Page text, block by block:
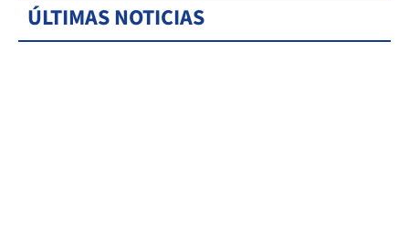
ÚLTIMAS NOTICIAS